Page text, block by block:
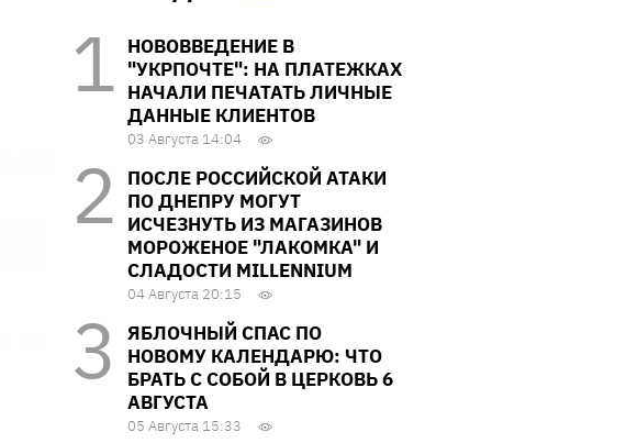
НОВОВВЕДЕНИЕ В
"УКРПОЧТЕ": НА ПЛАТЕЖКАХ
НАЧАЛИ ПЕЧАТАТЬ ЛИЧНЫЕ
ДАННЫЕ КЛИЕНТОВ
03 Августа 14:04
ПОСЛЕ РОССИЙСКОЙ АТАКИ
ПО ДНЕПРУ МОГУТ
ИСЧЕЗНУТЬ ИЗ МАГАЗИНОВ
МОРОЖЕНОЕ "ЛАКОМКА" И
СЛАДОСТИ MILLENNIUM
04 Августа 20:15
ЯБЛОЧНЫЙ СПАС ПО
НОВОМУ КАЛЕНДАРЮ: ЧТО
БРАТЬ С СОБОЙ В ЦЕРКОВЬ 6
АВГУСТА
05 Августа 15:33